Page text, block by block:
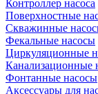
Контроллер насоса
Поверхностные
Скважинные
Фекальные насосы
Циркуляционные
Канализационные
Фонтанные насосы
Аксессуары для